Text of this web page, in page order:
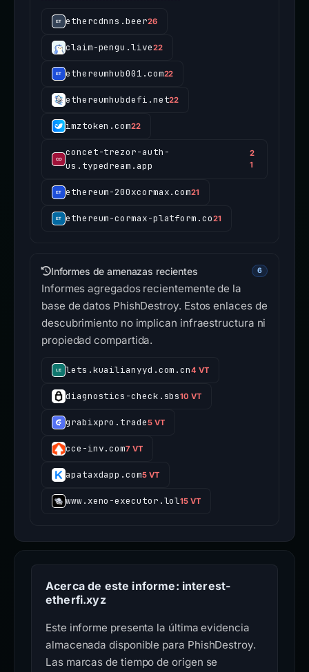
ethercdnns.beer26
claim-pengu.live22
ethereumhub001.com22
ethereumhubdefi.net22
imztoken.com22
concet-trezor-auth-
us.typedream.app
2
1
ethereum-200xcormax.com21
ethereum-cormax-platform.co21
Informes de amenazas recientes 6
Informes agregados recientemente de la
base de datos PhishDestroy. Estos enlaces de
descubrimiento no implican infraestructura ni
propiedad compartida.
lets.kuailianyyd.com.cn4 VT
diagnostics-check.sbs10 VT
grabixpro.trade5 VT
cce-inv.com7 VT
apataxdapp.com5 VT
www.xeno-executor.lol15 VT
Acerca de este informe: interest-
etherfi.xyz
Este informe presenta la última evidencia
almacenada disponible para PhishDestroy.
Las marcas de tiempo de origen se